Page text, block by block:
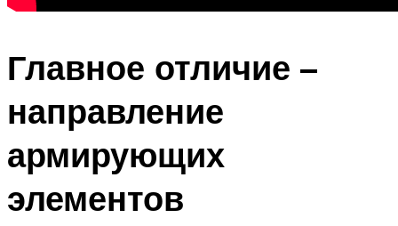
Главное отличие –
направление
армирующих
элементов